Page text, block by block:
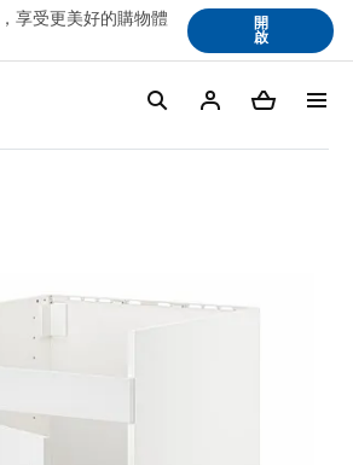
享受更美好的購物體
開
啟